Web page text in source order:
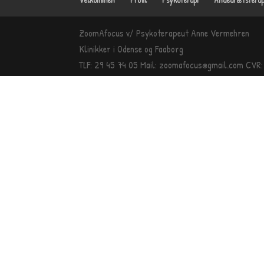
ZoomAfocus v/ Psykoterapeut Anne Vermehren
Klinikker i Odense og Faaborg
TLF: 29 45 74 05 Mail: zoomafocus@gmail.com